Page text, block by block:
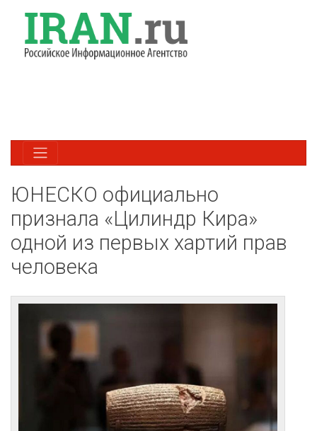
ЮНЕСКО официально
признала «Цилиндр Кира»
одной из первых хартий прав
человека